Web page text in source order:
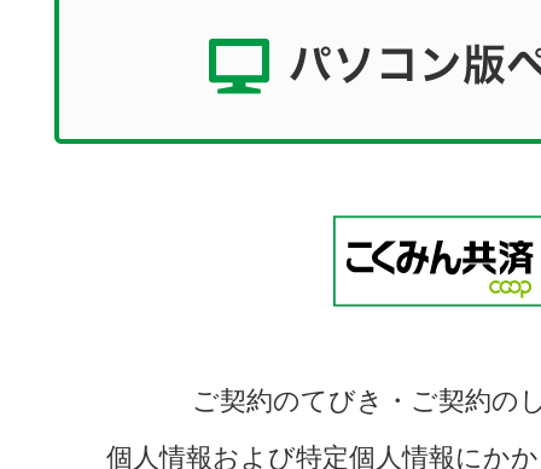
ご契約のてびき・ご契約の
個人情報および特定個人情報にか